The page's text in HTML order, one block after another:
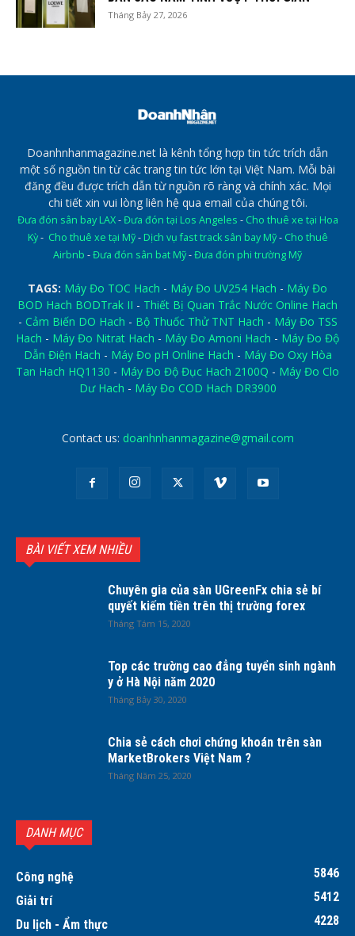
Tháng Bảy 27, 2026
Doanhnhanmagazine.net là kênh tổng hợp tin tức trích dẫn
một số nguồn tin từ các trang tin tức lớn tại Việt Nam. Mỗi bài
đăng đều được trích dẫn từ nguồn rõ ràng và chính xác. Mọi
chi tiết xin vui lòng liên hệ qua email của chúng tôi.
Đưa đón sân bay LAX-Đưa đón tại Los Angeles - Cho thuê xe tại Hoa
Kỳ- Cho thuê xe tại Mỹ- Dịch vụ fast track sân bay Mỹ- Cho thuê
Airbnb -Đưa đón sân bat Mỹ-Đưa đón phi trường Mỹ
TAGS: Máy Đo TOC Hach - Máy Đo UV254 Hach - Máy Đo
BOD Hach BODTrak II - Thiết Bị Quan Trắc Nước Online Hach
- Cảm Biến DO Hach - Bộ Thuốc Thử TNT Hach - Máy Đo TSS
Hach - Máy Đo Nitrat Hach - Máy Đo Amoni Hach - Máy Đo Độ
Dẫn Điện Hach - Máy Đo pH Online Hach - Máy Đo Oxy Hòa
Tan Hach HQ1130 - Máy Đo Độ Đục Hach 2100Q - Máy Đo Clo
Dư Hach - Máy Đo COD Hach DR3900
Contact us: doanhnhanmagazine@gmail.com
BÀI VIẾT XEM NHIỀU
Chuyên gia của sàn UGreenFx chia sẻ bí
quyết kiếm tiền trên thị trường forex
Tháng Tám 15, 2020
Top các trường cao đẳng tuyển sinh ngành
y ở Hà Nội năm 2020
Tháng Bảy 30, 2020
Chia sẻ cách chơi chứng khoán trên sàn
MarketBrokers Việt Nam ?
Tháng Năm 25, 2020
DANH MỤC
Công nghệ
5846
Giải trí
5412
Du lịch - Ẩm thực
4228